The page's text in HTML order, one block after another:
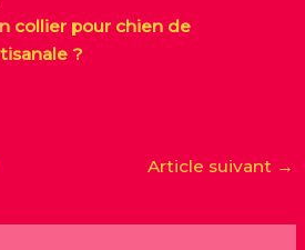
collier pour chien de
?
Article suivant →